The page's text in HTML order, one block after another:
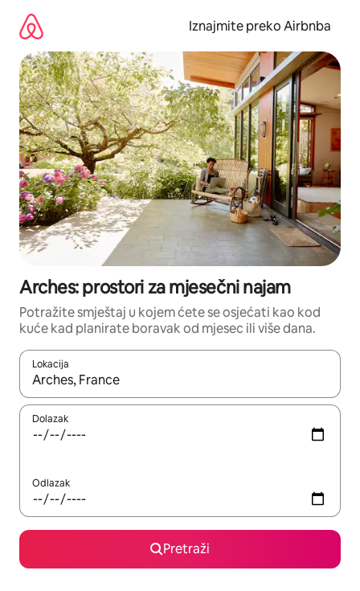
sadržaj
Iznajmite preko Airbnba
Arches: prostori za mjesečni najam
Potražite smještaj u kojem ćete se osjećati kao kod
kuće kad planirate boravak od mjesec ili više dana.
Lokacija
Kada budu dostupni rezultati, moći ćete ih pregledati
Dolazak
Odlazak
Pretraži